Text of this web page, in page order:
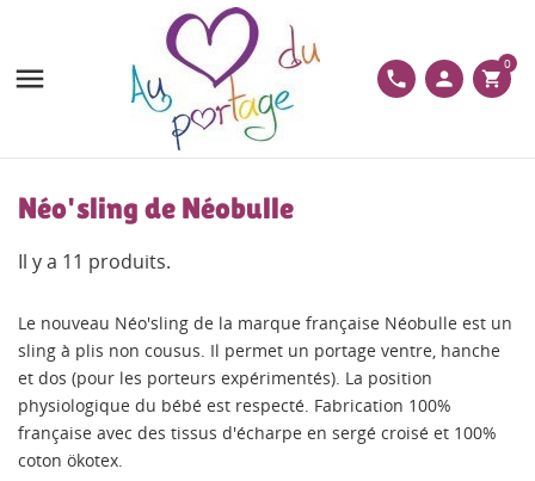
 phone person shopping_cart
0
Néo'sling de Néobulle
Il y a 11 produits.
Le nouveau Néo'sling de la marque française Néobulle est un
sling à plis non cousus. Il permet un portage ventre, hanche
et dos (pour les porteurs expérimentés). La position
physiologique du bébé est respecté. Fabrication 100%
française avec des tissus d'écharpe en sergé croisé et 100%
coton ökotex.